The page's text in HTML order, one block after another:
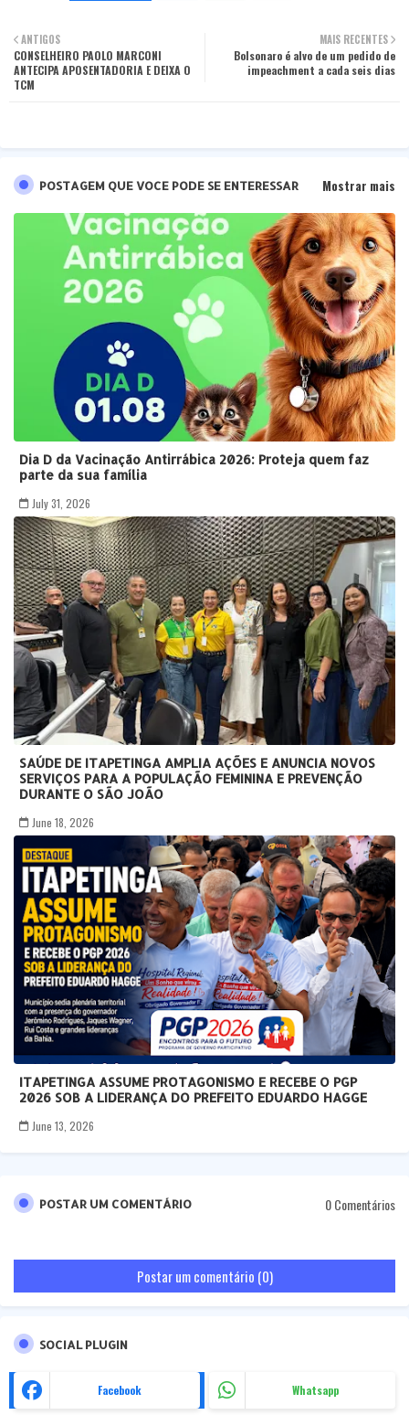
MAIS RECENTES
Bolsonaro é alvo de um pedido de
impeachment a cada seis dias
ANTIGOS
CONSELHEIRO PAOLO MARCONI
ANTECIPA APOSENTADORIA E DEIXA O
TCM
POSTAGEM QUE VOCE PODE SE ENTERESSAR Mostrar mais
Dia D da Vacinação Antirrábica 2026: Proteja quem faz
parte da sua família
July 31, 2026
SAÚDE DE ITAPETINGA AMPLIA AÇÕES E ANUNCIA NOVOS
SERVIÇOS PARA A POPULAÇÃO FEMININA E PREVENÇÃO
DURANTE O SÃO JOÃO
June 18, 2026
ITAPETINGA ASSUME PROTAGONISMO E RECEBE O PGP
2026 SOB A LIDERANÇA DO PREFEITO EDUARDO HAGGE
June 13, 2026
POSTAR UM COMENTÁRIO 0 Comentários
Postar um comentário (0)
SOCIAL PLUGIN
Facebook Whatsapp